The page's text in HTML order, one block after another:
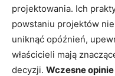
projektowania. Ich
powstaniu projektów
uniknąć opóźnień,
właścicieli mają
decyzji. Wczesne